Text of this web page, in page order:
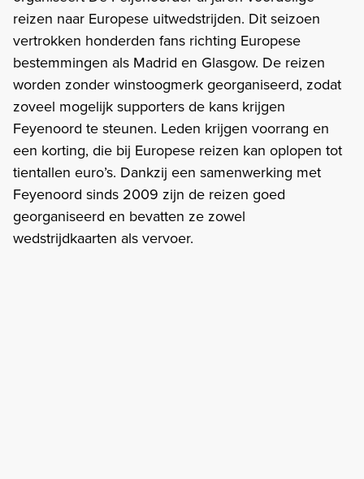
reizen naar Europese uitwedstrijden. Dit seizoen
vertrokken honderden fans richting Europese
bestemmingen als Madrid en Glasgow. De reizen
worden zonder winstoogmerk georganiseerd, zodat
zoveel mogelijk supporters de kans krijgen
Feyenoord te steunen. Leden krijgen voorrang en
een korting, die bij Europese reizen kan oplopen tot
tientallen euro’s. Dankzij een samenwerking met
Feyenoord sinds 2009 zijn de reizen goed
georganiseerd en bevatten ze zowel
wedstrijdkaarten als vervoer.